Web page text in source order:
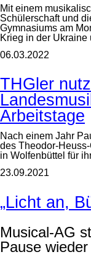
Mit einem
Schülerschaft und
Gymnasiums am
Krieg in der
06.03.2022
THGler
Arbeitstage
Nach einem Jahr
des Theodor-
in Wolfenbüttel für
23.09.2021
„Licht an,
Musical-AG
Pause